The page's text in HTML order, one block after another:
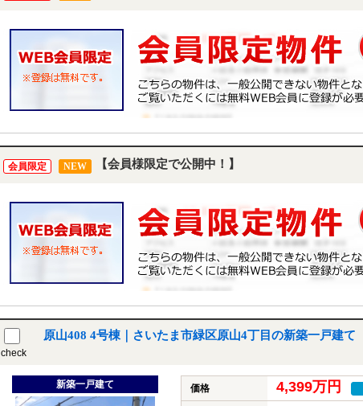
会員限定 NEW 【会員様限定で公開中！】
check
原山408 4号棟｜さいたま市緑区原山4丁目の新築一戸建て
新築一戸建て 価格 4,399万円